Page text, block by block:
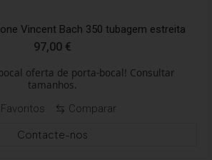
Vincent Bach 350 tubagem estreita
97,00 €
oferta de porta-bocal! Consultar
tamanhos.
Favoritos
Comparar
Contacte-nos